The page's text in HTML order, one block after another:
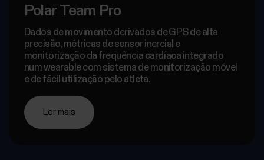
Polar Team Pro
Dados de movimento derivados de GPS de alta
precisão, métricas de sensor inercial e
monitorização da frequência cardíaca integrado
num wearable com sistema de monitorização móvel
e de fácil utilização pelo atleta.
Ler mais